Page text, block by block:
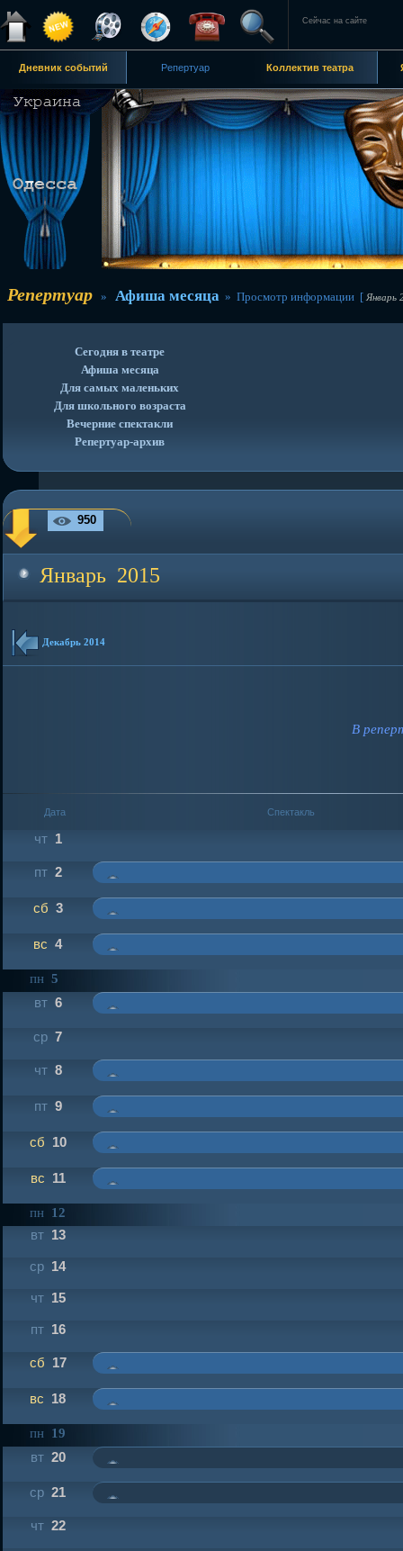
Сейчас на сайте
Дневник событий Репертуар Коллектив театра
Репертуар » Афиша месяца » Просмотр информации [ Январь
Сегодня в театре
Афиша месяца
Для самых маленьких
Для школьного возраста
Вечерние спектакли
Репертуар-архив
950
Январь 2015
Декабрь 2014
В
Дата Спектакль
чт 1
пт 2
сб 3
вс 4
пн 5
вт 6
ср 7
чт 8
пт 9
сб 10
вс 11
пн 12
вт 13
ср 14
чт 15
пт 16
сб 17
вс 18
пн 19
вт 20
ср 21
чт 22